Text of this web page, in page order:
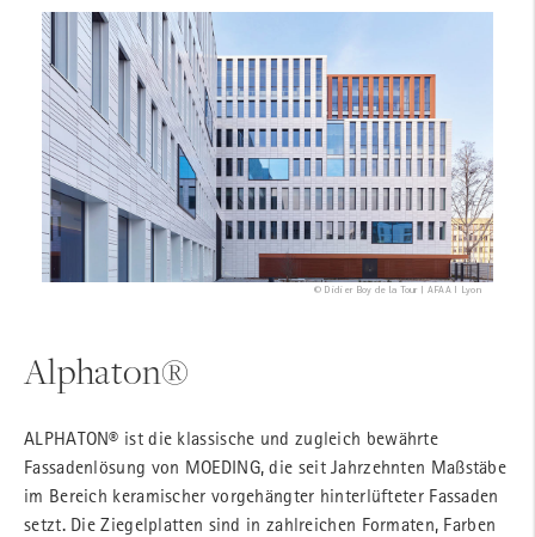
© Didier Boy de la Tour | AFAA I Lyon
Alphaton®
ALPHATON® ist die klassische und zugleich bewährte
Fassadenlösung von MOEDING, die seit Jahrzehnten Maßstäbe
im Bereich keramischer vorgehängter hinterlüfteter Fassaden
setzt. Die Ziegelplatten sind in zahlreichen Formaten, Farben